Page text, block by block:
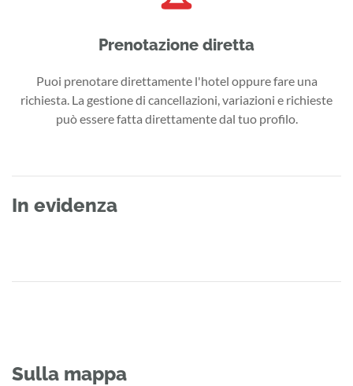
Prenotazione diretta
Puoi prenotare direttamente l'hotel oppure fare una
richiesta. La gestione di cancellazioni, variazioni e richieste
può essere fatta direttamente dal tuo profilo.
In evidenza
Sulla mappa